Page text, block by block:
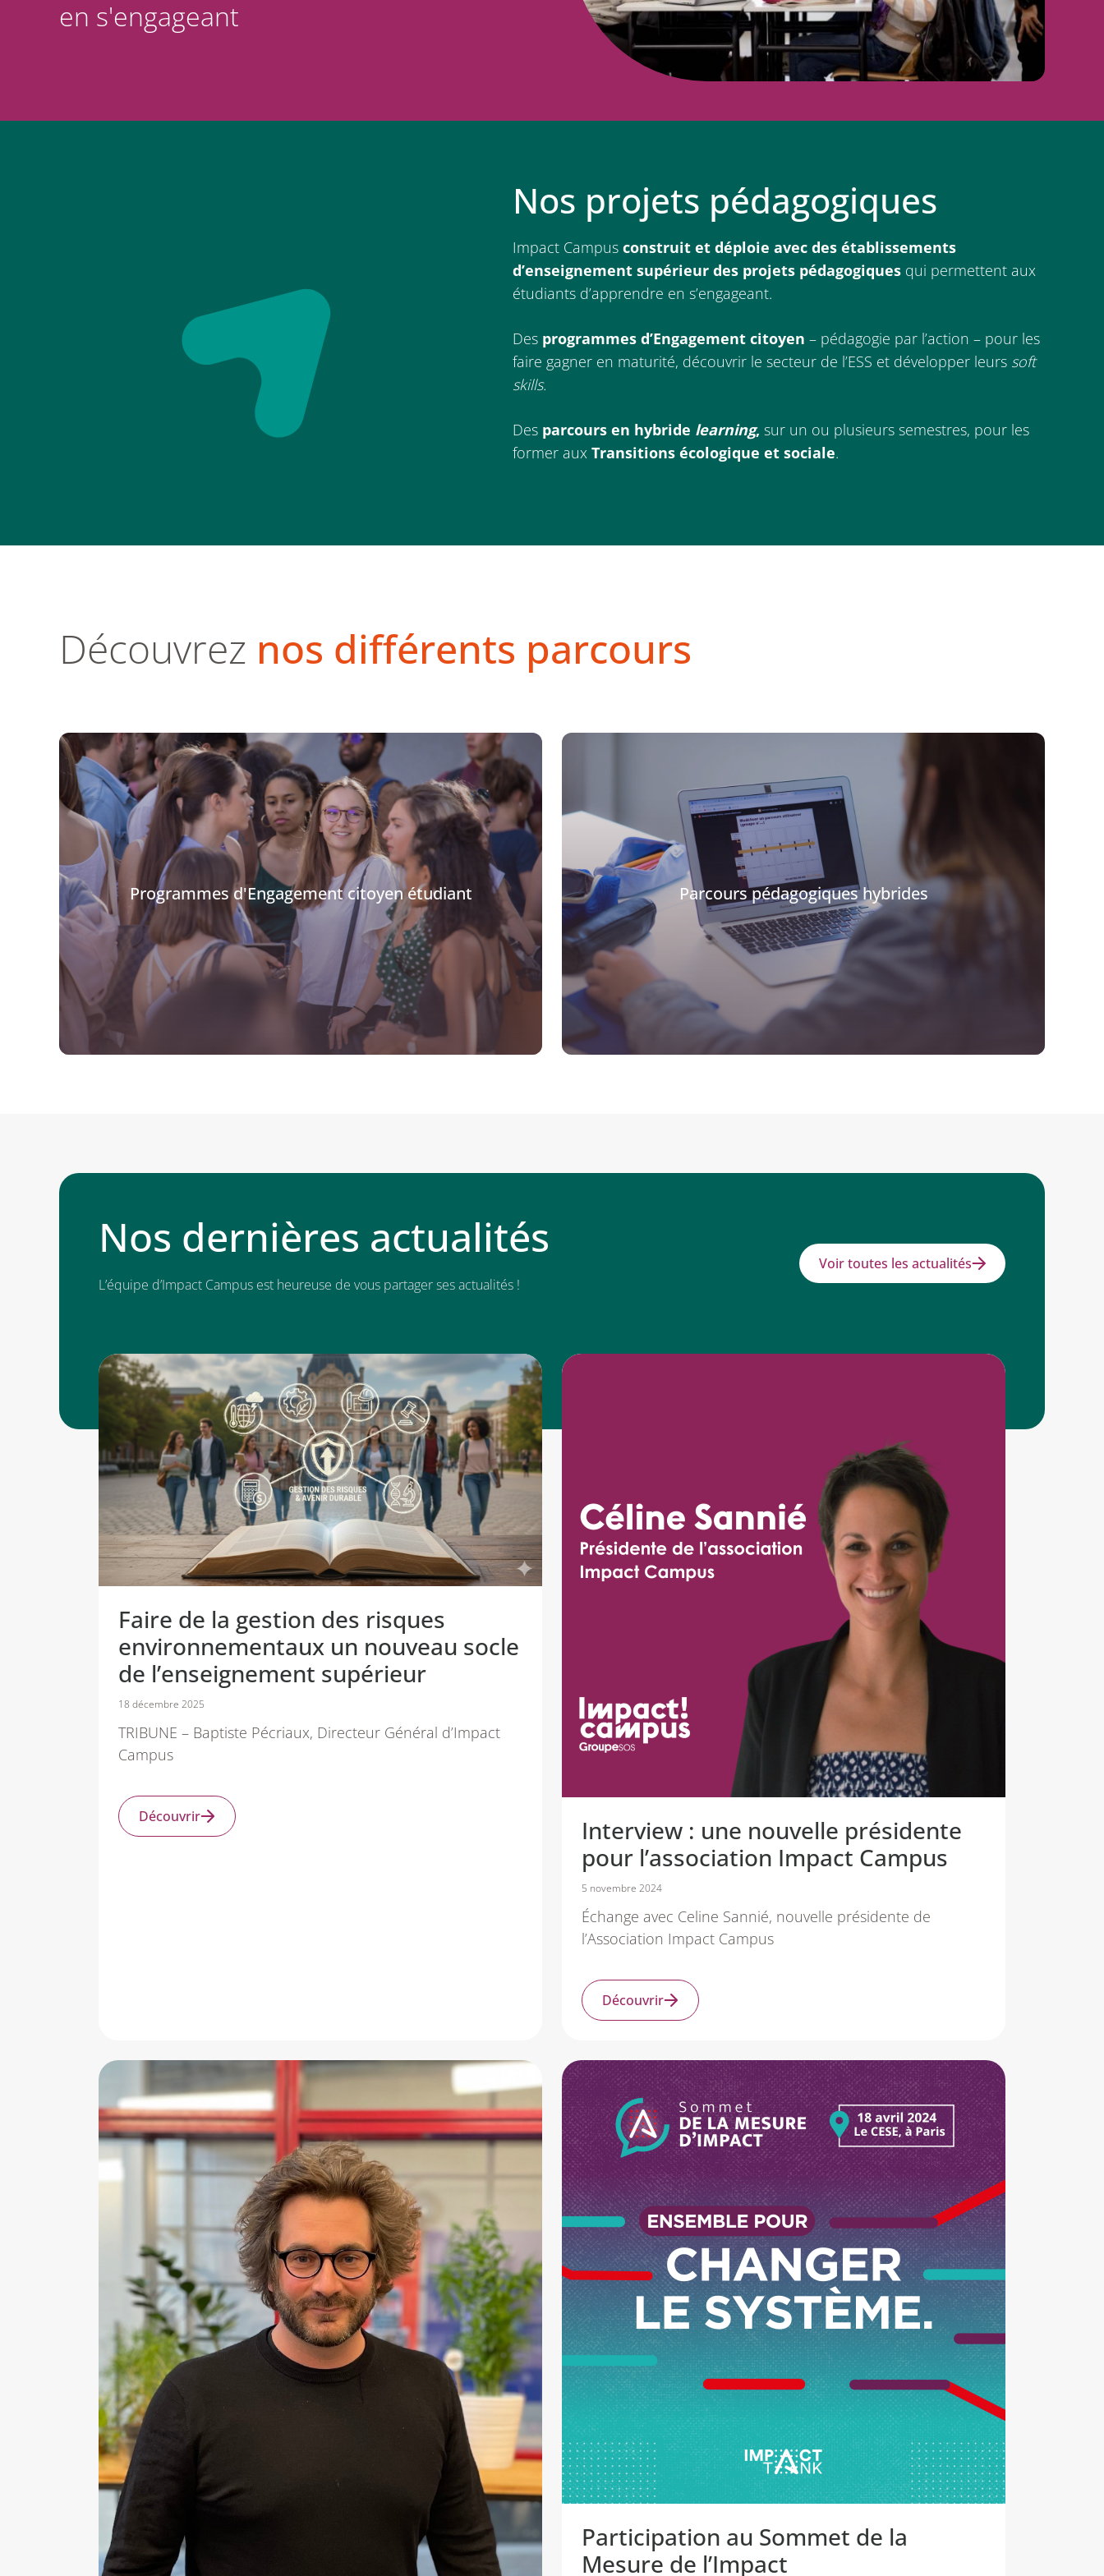
en s'engageant
Nos projets pédagogiques
Impact Campus construit et déploie avec des établissements
d’enseignement supérieur des projets pédagogiques qui permettent aux
étudiants d’apprendre en s’engageant.
Des programmes d’Engagement citoyen – pédagogie par l’action – pour les
faire gagner en maturité, découvrir le secteur de l’ESS et développer leurs soft
skills.
Des parcours en hybride learning, sur un ou plusieurs semestres, pour les
former aux Transitions écologique et sociale.
Découvrez nos différents parcours
Programmes d'Engagement citoyen étudiant Parcours pédagogiques hybrides
Nos dernières actualités
L’équipe d’Impact Campus est heureuse de vous partager ses actualités !
Voir toutes les actualités
Faire de la gestion des risques
environnementaux un nouveau socle
de l’enseignement supérieur
18 décembre 2025
TRIBUNE – Baptiste Pécriaux, Directeur Général d’Impact
Campus
Découvrir
Interview : une nouvelle présidente
pour l’association Impact Campus
5 novembre 2024
Échange avec Celine Sannié, nouvelle présidente de
l’Association Impact Campus
Découvrir
Participation au Sommet de la
Mesure de l’Impact